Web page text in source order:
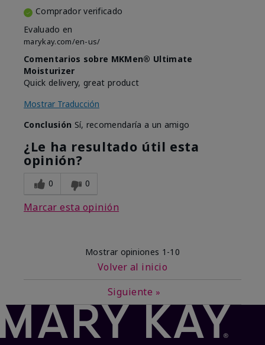
Comprador verificado
Evaluado en
marykay.com/en-us/
Comentarios sobre MKMen® Ultimate
Moisturizer
Quick delivery, great product
Mostrar Traducción
Conclusión Sí, recomendaría a un amigo
¿Le ha resultado útil esta
opinión?
0 0
Marcar esta opinión
Mostrar opiniones 1-10
Volver al inicio
Siguiente »